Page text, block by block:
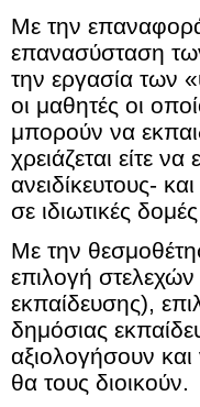
Με την
επανασύσταση
την εργασία των
οι μαθητές οι
μπορούν να
χρειάζεται είτε
ανειδίκευτους-
σε ιδιωτικές
Με την
επιλογή στελεχών
εκπαίδευσης),
δημόσιας
αξιολογήσουν
θα τους διοικούν.